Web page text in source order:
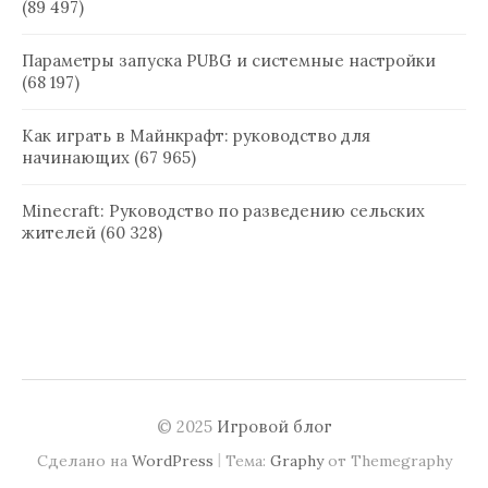
(89 497)
Параметры запуска PUBG и системные настройки
(68 197)
Как играть в Майнкрафт: руководство для
начинающих (67 965)
Minecraft: Руководство по разведению сельских
жителей (60 328)
© 2025 Игровой блог
Сделано на WordPress | Тема: Graphyот Themegraphy